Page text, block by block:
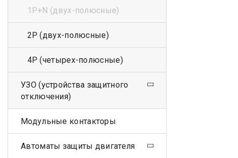
1Р+N (двух-полюсные)
2Р (двух-полюсные)
4Р (четырех-полюсные)
УЗО (устройства защитного
отключения)
Модульные контакторы
Автоматы защиты двигателя